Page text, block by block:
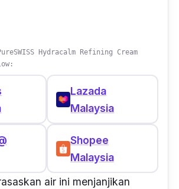
Hydracalm Refining Cream
Lazada
Malaysia
Shopee
Malaysia
air ini menjanjikan